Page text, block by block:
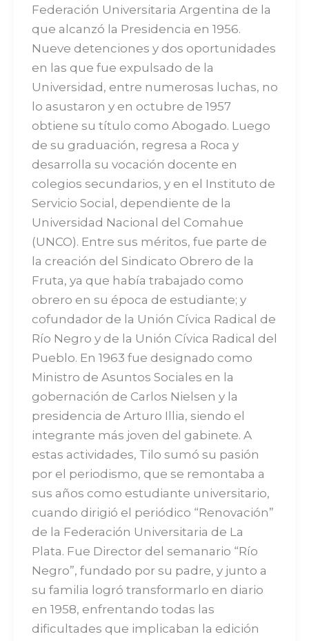
Federación Universitaria Argentina de la
que alcanzó la Presidencia en 1956.
Nueve detenciones y dos oportunidades
en las que fue expulsado de la
Universidad, entre numerosas luchas, no
lo asustaron y en octubre de 1957
obtiene su título como Abogado. Luego
de su graduación, regresa a Roca y
desarrolla su vocación docente en
colegios secundarios, y en el Instituto de
Servicio Social, dependiente de la
Universidad Nacional del Comahue
(UNCO). Entre sus méritos, fue parte de
la creación del Sindicato Obrero de la
Fruta, ya que había trabajado como
obrero en su época de estudiante; y
cofundador de la Unión Cívica Radical de
Río Negro y de la Unión Cívica Radical del
Pueblo. En 1963 fue designado como
Ministro de Asuntos Sociales en la
gobernación de Carlos Nielsen y la
presidencia de Arturo Illia, siendo el
integrante más joven del gabinete. A
estas actividades, Tilo sumó su pasión
por el periodismo, que se remontaba a
sus años como estudiante universitario,
cuando dirigió el periódico “Renovación”
de la Federación Universitaria de La
Plata. Fue Director del semanario “Río
Negro”, fundado por su padre, y junto a
su familia logró transformarlo en diario
en 1958, enfrentando todas las
dificultades que implicaban la edición